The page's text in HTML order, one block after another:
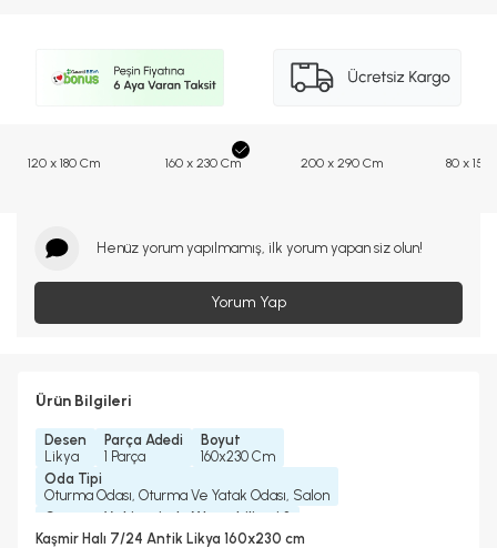
120 x 180 Cm 160 x 230 Cm 200 x 290 Cm 80 x 150
Henüz yorum yapılmamış, ilk yorum yapan siz olun!
Yorum Yap
Ürün Bilgileri
Desen
Likya
Parça Adedi
1 Parça
Boyut
160x230 Cm
Oda Tipi
Oturma Odası, Oturma Ve Yatak Odası, Salon
Çamaşır Makinesinde Yıkanabilir mi ?
Hayır
Kaşmir Halı 7/24 Antik Likya 160x230 cm